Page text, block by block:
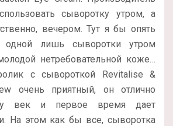
сыворотку утром, а
вечером. Тут я бы опять
одной лишь сыворотки утром
нетребовательной коже…
с сывороткой Revitalise &
очень приятный, он отлично
век и первое время дает
На этом как бы все, сыворотка